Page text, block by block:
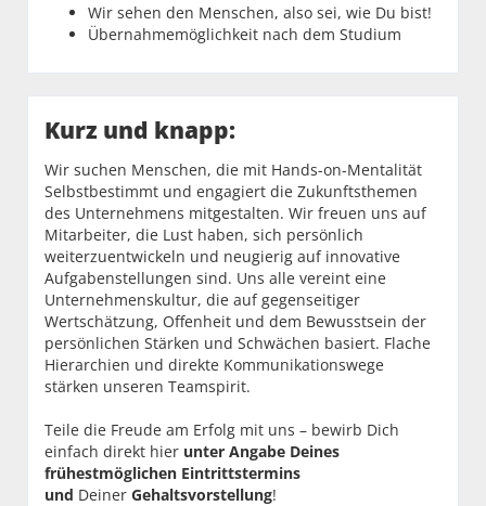
Wir sehen den Menschen, also sei, wie Du bist!
Übernahmemöglichkeit nach dem Studium
Kurz und knapp:
Wir suchen Menschen, die mit Hands-on-Mentalität
Selbstbestimmt und engagiert die Zukunftsthemen
des Unternehmens mitgestalten. Wir freuen uns auf
Mitarbeiter, die Lust haben, sich persönlich
weiterzuentwickeln und neugierig auf innovative
Aufgabenstellungen sind. Uns alle vereint eine
Unternehmenskultur, die auf gegenseitiger
Wertschätzung, Offenheit und dem Bewusstsein der
persönlichen Stärken und Schwächen basiert. Flache
Hierarchien und direkte Kommunikationswege
stärken unseren Teamspirit.
Teile die Freude am Erfolg mit uns – bewirb Dich
einfach direkt hier unter Angabe Deines
frühestmöglichen Eintrittstermins
und Deiner Gehaltsvorstellung!